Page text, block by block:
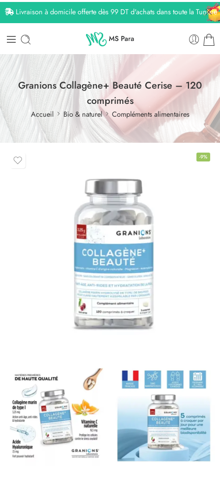
Livraison à domicile offerte dès 99 DT d'achats dans toute la Tunisie
Granions Collagène+ Beauté Cerise – 120
comprimés
Accueil Bio & naturel Compléments alimentaires
-9%